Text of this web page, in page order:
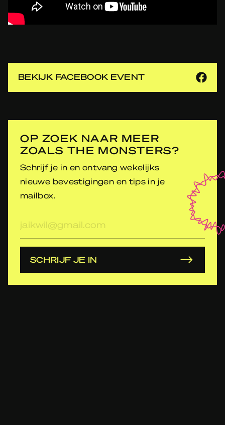
BEKIJK FACEBOOK EVENT
OP ZOEK NAAR MEER
ZOALS THE MONSTERS?
Schrijf je in en ontvang wekelijks
nieuwe bevestigingen en tips in je
mailbox.
mailadres
SCHRIJF JE IN